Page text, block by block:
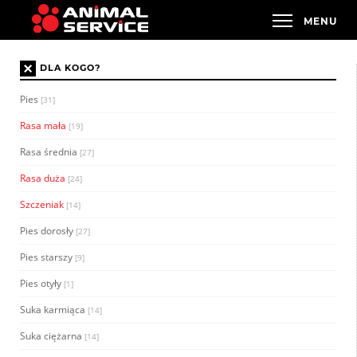
× DLA KOGO?
Pies [31]
Rasa mała [19]
Rasa średnia [27]
Rasa duża [24]
Szczeniak [14]
Pies dorosły [27]
Pies starszy [9]
Pies otyły [1]
Suka karmiąca [14]
Suka ciężarna [14]